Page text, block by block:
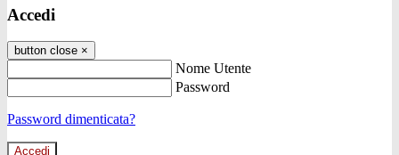
Accedi
button close ×
Nome Utente
Password
Password dimenticata?